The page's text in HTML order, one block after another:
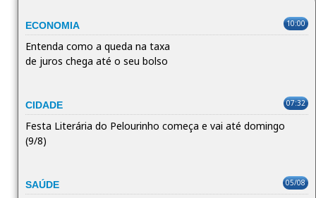
ECONOMIA 10:00
Entenda como a queda na taxa
de juros chega até o seu bolso
CIDADE 07:32
Festa Literária do Pelourinho começa e vai até domingo
(9/8)
SAÚDE 05/08